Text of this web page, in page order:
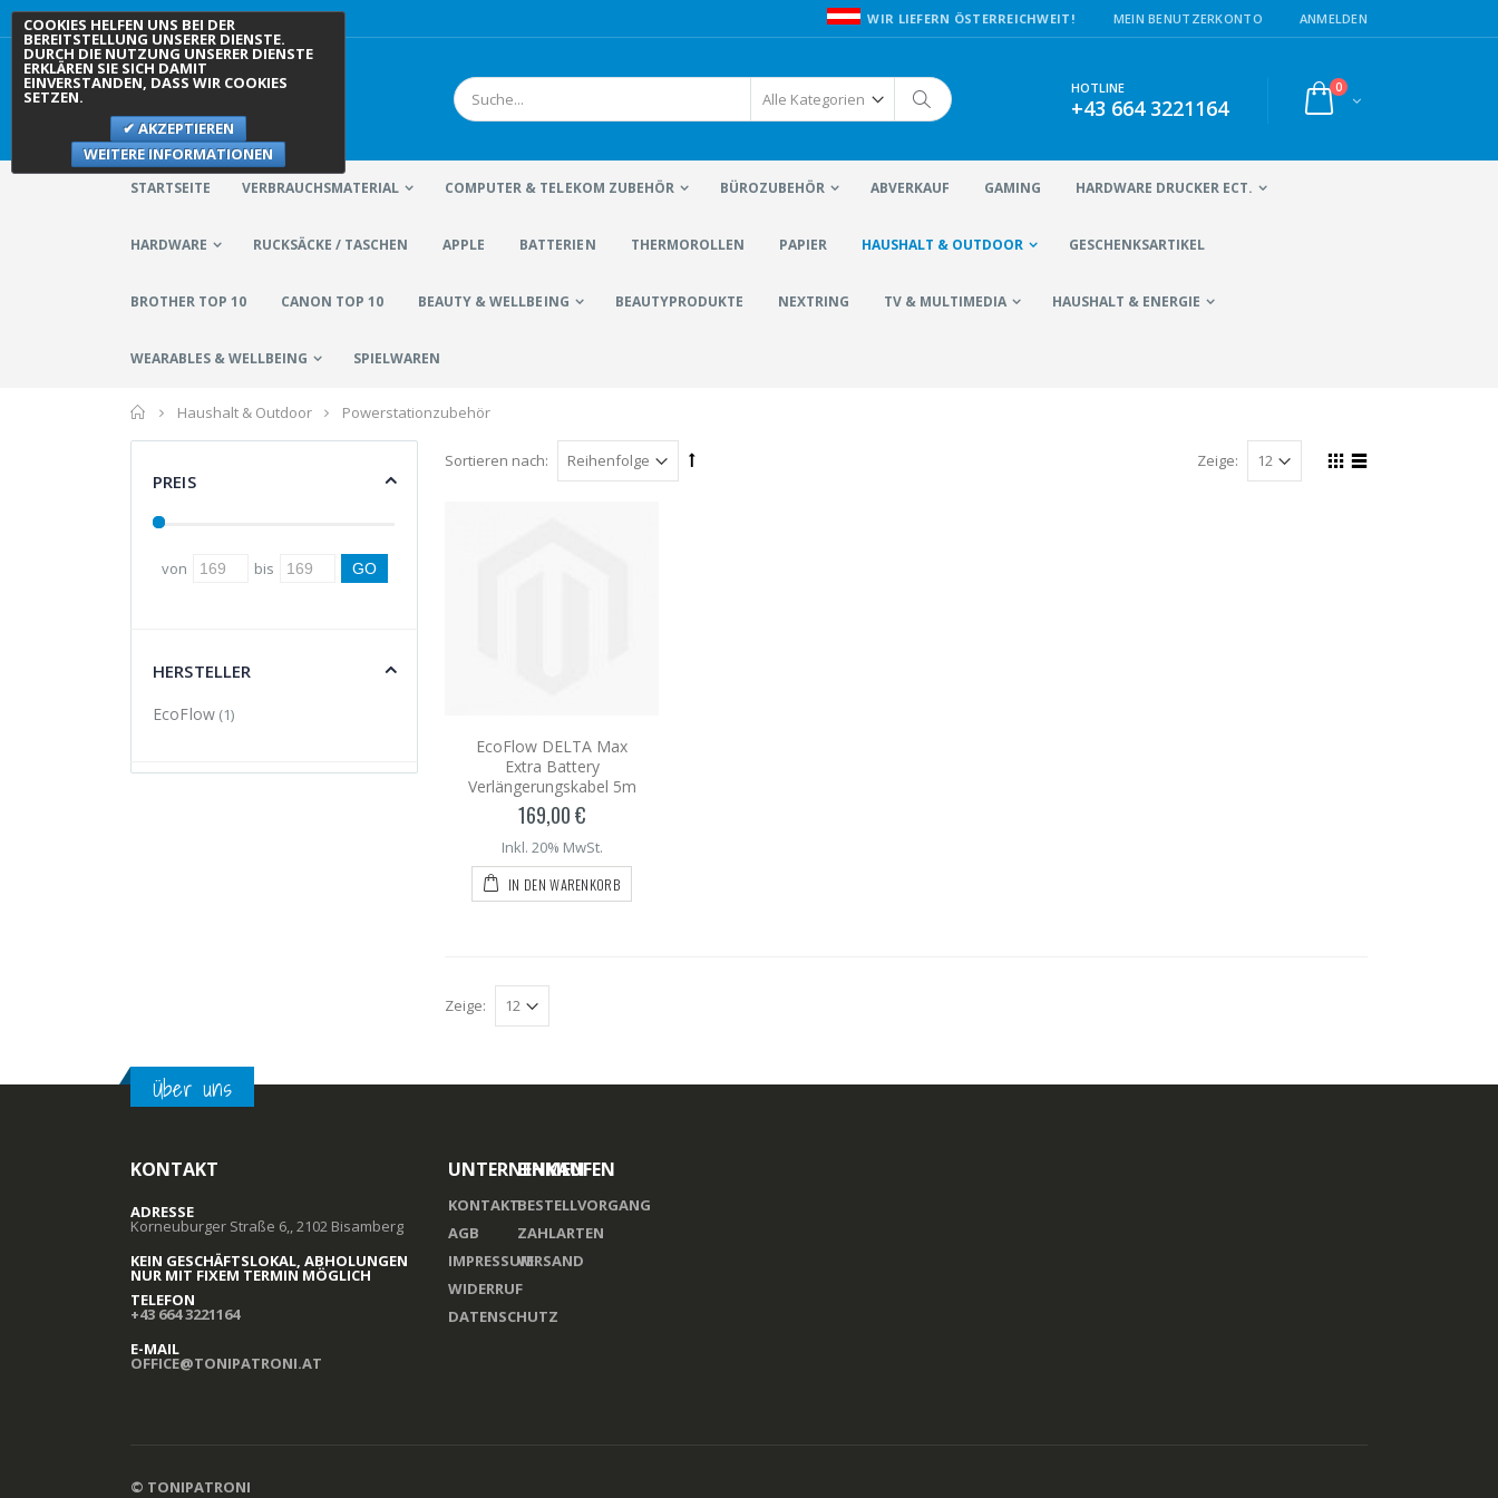
MEIN BENUTZERKONTO ANMELDEN
WIR LIEFERN ÖSTERREICHWEIT!
HOTLINE
+43 664 3221164
0
STARTSEITE VERBRAUCHSMATERIAL COMPUTER & TELEKOM ZUBEHÖR BÜROZUBEHÖR ABVERKAUF GAMING HARDWARE DRUCKER ECT.
HARDWARE RUCKSÄCKE / TASCHEN APPLE BATTERIEN THERMOROLLEN PAPIER HAUSHALT & OUTDOOR GESCHENKSARTIKEL
BROTHER TOP 10 CANON TOP 10 BEAUTY & WELLBEING BEAUTYPRODUKTE NEXTRING TV & MULTIMEDIA HAUSHALT & ENERGIE
WEARABLES & WELLBEING SPIELWAREN
Home
Haushalt & Outdoor Powerstationzubehör
Sortieren nach: Zeige:
EcoFlow DELTA Max
Extra Battery
Verlängerungskabel 5m
169,00 €
Inkl. 20% MwSt.
IN DEN WARENKORB
Zeige:
PREIS
von bis
HERSTELLER
EcoFlow(1)
Über uns
KONTAKT
ADRESSE
Korneuburger Straße 6,, 2102 Bisamberg
KEIN GESCHÄFTSLOKAL, ABHOLUNGEN
NUR MIT FIXEM TERMIN MÖGLICH
TELEFON
+43 664 3221164
E-MAIL
OFFICE@TONIPATRONI.AT
UNTERNEHMEN
KONTAKT
AGB
IMPRESSUM
WIDERRUF
DATENSCHUTZ
EINKAUFEN
BESTELLVORGANG
ZAHLARTEN
VERSAND
© TONIPATRONI
COOKIES HELFEN UNS BEI DER
BEREITSTELLUNG UNSERER DIENSTE.
DURCH DIE NUTZUNG UNSERER DIENSTE
ERKLÄREN SIE SICH DAMIT
EINVERSTANDEN, DASS WIR COOKIES
SETZEN.
AKZEPTIEREN
WEITERE INFORMATIONEN